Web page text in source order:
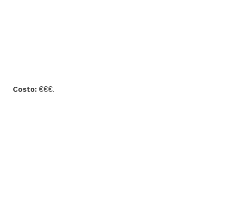
Costo: €€€.